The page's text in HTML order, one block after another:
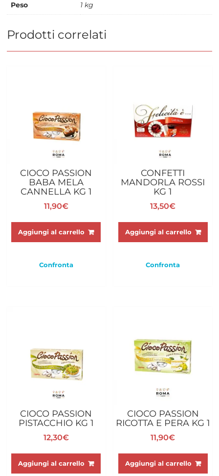
Peso 1 kg
Prodotti correlati
CIOCO PASSION
BABA MELA
CANNELLA KG 1
11,90€
Aggiungi al carrello
Confronta
CONFETTI
MANDORLA ROSSI
KG 1
13,50€
Aggiungi al carrello
Confronta
CIOCO PASSION
PISTACCHIO KG 1
12,30€
Aggiungi al carrello
CIOCO PASSION
RICOTTA E PERA KG 1
11,90€
Aggiungi al carrello